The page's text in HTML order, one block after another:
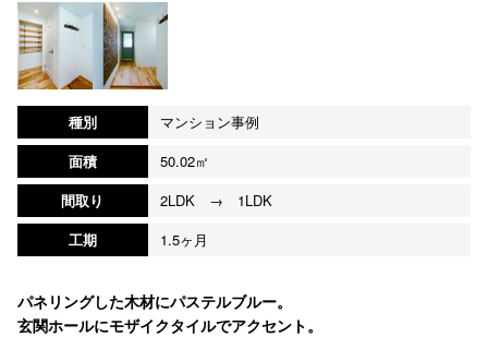
種別
マンション事例
面積
50.02㎡
間取り
2LDK → 1LDK
工期
1.5ヶ月
パネリングした木材にパステルブルー。
玄関ホールにモザイクタイルでアクセント。